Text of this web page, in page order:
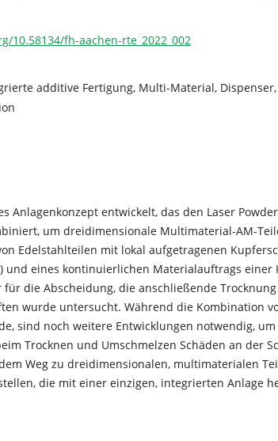
10.58134/fh-aachen-rte_2022_002
additive Fertigung, Multi-Material,
Anlagenkonzept entwickelt, das den Laser
um dreidimensionale Multimaterial-AM-
Edelstahlteilen mit lokal aufgetragenen
und eines kontinuierlichen Materialauftrags einer
für die Abscheidung, die anschließende
wurde untersucht. Während die Kombination
sind noch weitere Entwicklungen notwendig,
Trocknen und Umschmelzen Schäden an der
Weg zu dreidimensionalen, multimaterialen
die mit einer einzigen, integrierten Anlage